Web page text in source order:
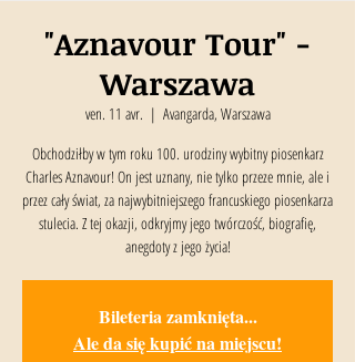
"Aznavour Tour" -
Warszawa
ven. 11 avr.
  |
Avangarda, Warszawa
Obchodziłby w tym roku 100. urodziny wybitny piosenkarz
Charles Aznavour! On jest uznany, nie tylko przeze mnie, ale i
przez cały świat, za najwybitniejszego francuskiego piosenkarza
stulecia. Z tej okazji, odkryjmy jego twórczość, biografię,
anegdoty z jego życia!
Bileteria zamknięta...
Ale da się kupić na miejscu!